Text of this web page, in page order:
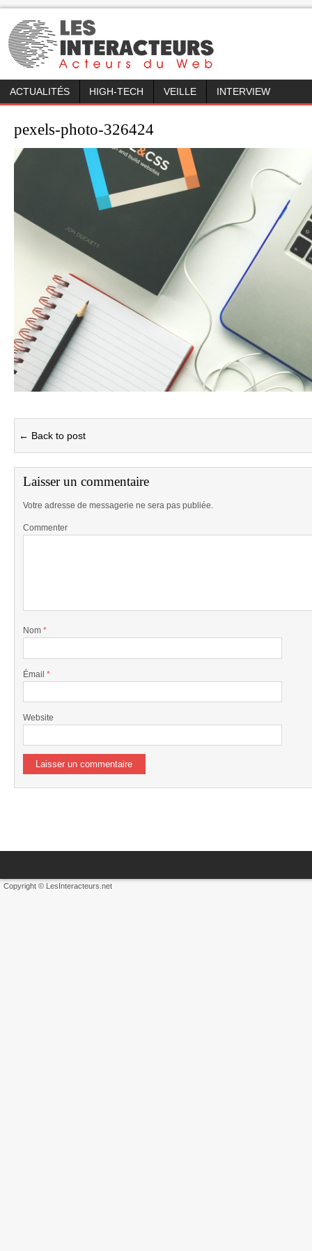
ACTUALITÉS HIGH-TECH VEILLE INTERVIEW
pexels-photo-326424
← Back to post
Laisser un commentaire
Votre adresse de messagerie ne sera pas publiée.
Commenter
Nom *
Émail *
Website
Copyright © LesInteracteurs.net